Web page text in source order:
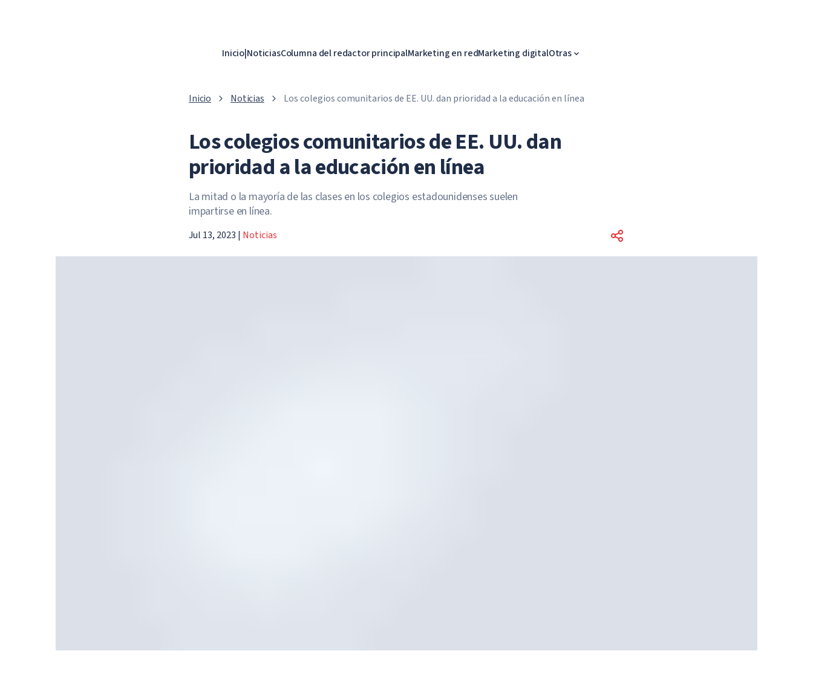
Inicio|NoticiasColumna del redactor principalMarketing en redMarketing digitalOtras
Inicio Noticias Los colegios comunitarios de EE. UU. dan prioridad a la educación en línea
Los colegios comunitarios de EE. UU. dan
prioridad a la educación en línea
La mitad o la mayoría de las clases en los colegios estadounidenses suelen
impartirse en línea.
Jul 13, 2023 | Noticias